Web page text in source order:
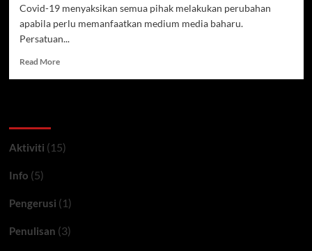
Covid-19 menyaksikan semua pihak melakukan perubahan
apabila perlu memanfaatkan medium media baharu.
Persatuan...
Read MoreRead
Aktiviti (15)
Info (5)
Pengerusi (1)
Penulisan (3)